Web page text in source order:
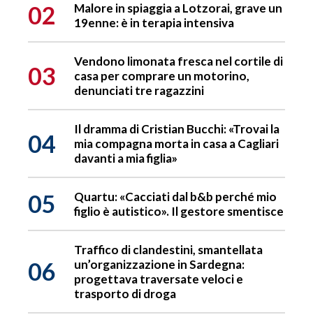
02
Malore in spiaggia a Lotzorai, grave un
19enne: è in terapia intensiva
03
Vendono limonata fresca nel cortile di
casa per comprare un motorino,
denunciati tre ragazzini
04
Il dramma di Cristian Bucchi: «Trovai la
mia compagna morta in casa a Cagliari
davanti a mia figlia»
05
Quartu: «Cacciati dal b&b perché mio
figlio è autistico». Il gestore smentisce
06
Traffico di clandestini, smantellata
un’organizzazione in Sardegna:
progettava traversate veloci e
trasporto di droga